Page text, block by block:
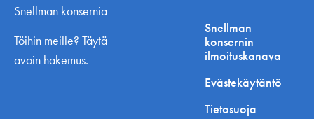
Snellman konsernia
Töihin meille? Täytä
avoin hakemus.
Snellman
konsernin
ilmoituskanava
Evästekäytäntö
Tietosuoja